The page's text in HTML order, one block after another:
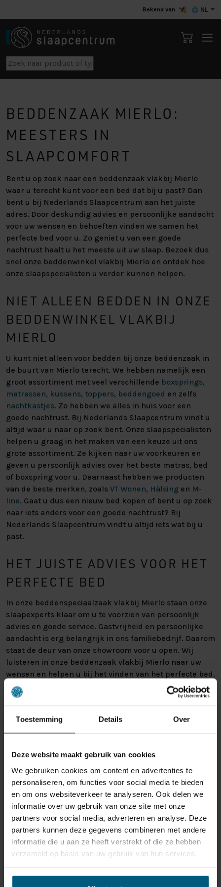
Toestemming Details Over
Deze website maakt gebruik van cookies
We gebruiken cookies om content en advertenties te
personaliseren, om functies voor social media te bieden
en om ons websiteverkeer te analyseren. Ook delen we
informatie over uw gebruik van onze site met onze
partners voor social media, adverteren en analyse. Deze
partners kunnen deze gegevens combineren met andere
informatie die u aan ze heeft verstrekt of die ze hebben
verzameld op basis van uw gebruik van hun services.
Bekend van NL
BEDDENZAAK MIERLO:
MEESTERS IN
SLAAPCOMFORT
Bent u op zoek naar een beddenzaak vlakbij Mierlo
waar u terecht kunt voor een bed dat bij u past? Dan
bent u bij Nederlands Slaapcentrum aan het juiste
adres. Door deskundig advies en persoonlijke aandacht
voor uw wensen en behoeften vinden we samen het
perfecte bed voor u. Zo geniet u van een goede
nachtrust haalt u het meeste uit uw slaap. Bezoek dus
snel onze beddenwinkel vlakbij Mierlo en ontdek hoe
onze slaapspecialisten u verder kunnen helpen.
NIET ALLEEN BEDDEN IN ONZE
BEDDENWINKEL VLAKBIJ
MIERLO
U kunt niet alleen voor bedden bij onze beddenzaak in
de buurt van Mierlo terecht. We hebben namelijk een
groot assortiment met veel verschillende boxsprings,
matrassen, kussens, toppers, beddengoed en zelfs
nachtkastjes. Zo hebben we alles in huis voor een
goede nachtrust. Bij Nederlands Slaapcentrum vindt u
altijd waar u naar op zoek bent. Onze slaapspecialisten
helpen u graag in het maken van een keuze uit ons
grote assortiment. Ze kijken naar uw voorkeuren en
geven u persoonlijk advies over het beste matras, bed
of boxspring voor u. Daarnaast hebben we producten
van de beste merken, zoals VT Wonen, Hälsing en M-
line. Gaat u dus een nieuw bed kopen of bent u op zoek
naar iets anders voor een goede nachtrust? Bij
Nederlands Slaapcentrum vindt u altijd iets wat bij u
past.
HET JUISTE ADVIES VOOR HET
PERFECTE BED
In onze beddenspeciaalzaak vlakbij Mierlo staan onze
slaapexperts klaar om u te voorzien van persoonlijk
advies en goede service. Gastvrijheid en persoonlijke
aandacht is erg belangrijk in ons familiebedrijf. Daarom
staat de deur van onze showroom voor u open. Wij
luisteren in onze beddenzaak vlakbij Mierlo naar uw
wensen en helpen u bij het vinden van het perfecte bed.
Wilt u een bed dat aansluit bij uw interieur? Wij bieden
diverse stijlen, stoffen en kleuren, zodat u altijd een
vlakbij Mierlo verzekerd van een nieuw matras of bed
dat aansluit op uw wensen.